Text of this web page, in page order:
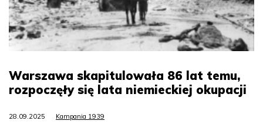
Warszawa skapitulowała 86 lat temu,
rozpoczęły się lata niemieckiej okupacji
28.09.2025 Kampania 1939